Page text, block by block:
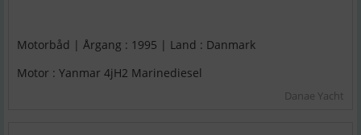
Motorbåd | Årgang : 1995 | Land : Danmark
Motor : Yanmar 4jH2 Marinediesel
Danae Yacht